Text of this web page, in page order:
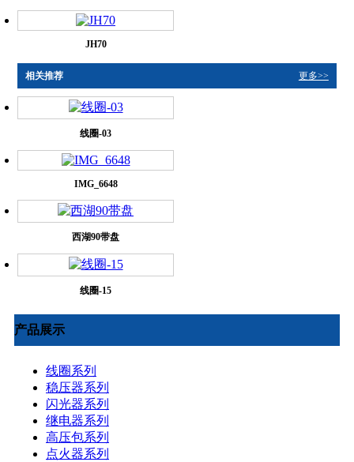
JH70
相关推荐 更多>>
线圈-03
IMG_6648
西湖90带盘
线圈-15
产品展示
线圈系列
稳压器系列
闪光器系列
继电器系列
高压包系列
点火器系列